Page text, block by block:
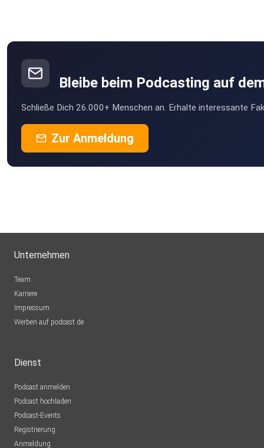
Bleibe beim Podcasting auf
Schließe Dich 26.000+ Menschen an. Erhalte interessante
Zur Anmeldung
Unternehmen
Team
Karriere
Impressum
Werben auf podcast.de
Dienst
Podcast anmelden
Podcast hochladen
Podcast-Events
Registrierung
Anmeldung